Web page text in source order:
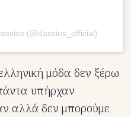
(@dassios_official)
μόδα δεν ξέρω
υπήρχαν
αλλά δεν μπορούμε